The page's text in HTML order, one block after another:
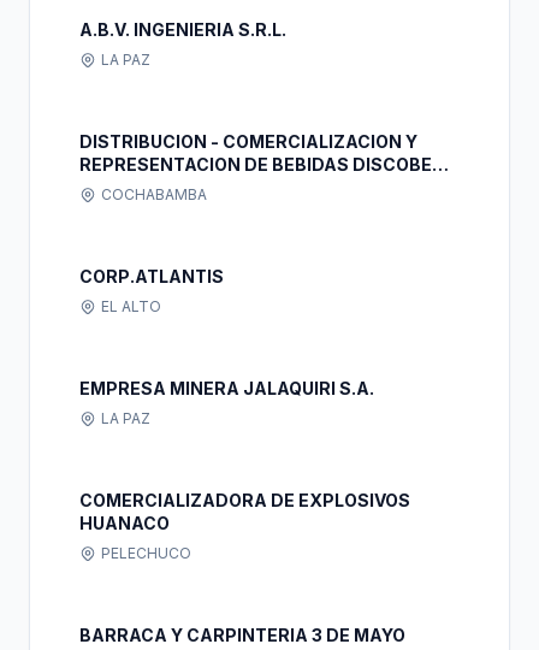
A.B.V. INGENIERIA S.R.L.
LA PAZ
DISTRIBUCION - COMERCIALIZACION Y
REPRESENTACION DE BEBIDAS DISCOBE
LTDA.
COCHABAMBA
CORP.ATLANTIS
EL ALTO
EMPRESA MINERA JALAQUIRI S.A.
LA PAZ
COMERCIALIZADORA DE EXPLOSIVOS
HUANACO
PELECHUCO
BARRACA Y CARPINTERIA 3 DE MAYO